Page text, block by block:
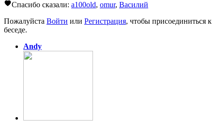
Спасибо сказали: a100old, omur, Василий
Пожалуйста Войти или Регистрация, чтобы присоединиться к
беседе.
Andy